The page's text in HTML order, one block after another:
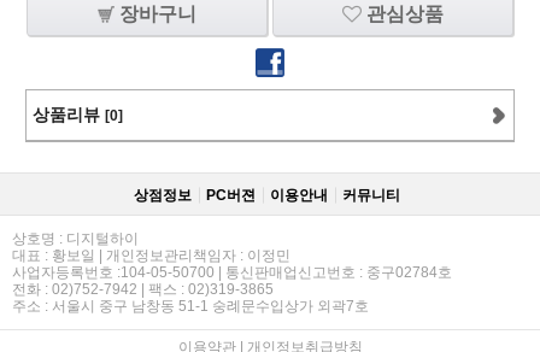
장바구니 관심상품
상품리뷰 [0]
상점정보 PC버젼 이용안내 커뮤니티
상호명 : 디지털하이
대표 : 황보일 | 개인정보관리책임자 : 이정민
사업자등록번호 :104-05-50700 | 통신판매업신고번호 : 중구02784호
전화 : 02)752-7942 | 팩스 : 02)319-3865
주소 : 서울시 중구 남창동 51-1 숭례문수입상가 외곽7호
이용약관| 개인정보취급방침